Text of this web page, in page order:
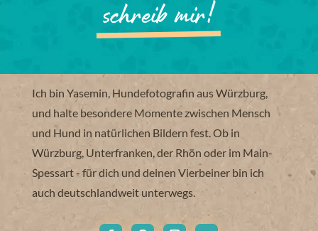
schreib mir!
Ich bin Yasemin, Hundefotografin aus Würzburg,
und halte besondere Momente zwischen Mensch
und Hund in natürlichen Bildern fest. Ob in
Würzburg, Unterfranken, der Rhön oder im Main-
Spessart - für dich und deinen Vierbeiner bin ich
auch deutschlandweit unterwegs.